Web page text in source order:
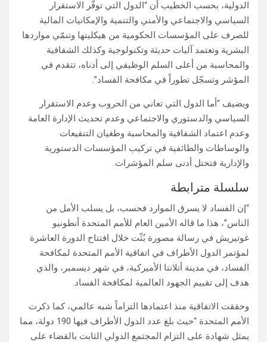
الدولية، بحسب الخطيب أن “الدول التي توفّر الاستقرار
السياسي والاجتماعي والأمني والتنمية والإمكانيات المالية
للصرف على المؤسسات الحكومية من هيكليتها وتنمّي مواردها
البشرية وتعتمد آليات حديثة وتكنولوجية وكذلك الشفافية
والمحاسبة من أعلى السلم الوظيفي إلى أدناه، تتقدم في
المؤشر وتسجّل تطوراً في مكافحة الفساد”.
ويضيف “أما الدول التي تعاني من الحروب وعدم الاستقرار
السياسي والدستوري والاجتماعي وعدم تحديث الإدارة العامة
وعدم اعتماد الشفافية والمحاسبة وطغيان التنفيعات
والوساطات والطائفية في تركيب المؤسسات الدستورية
والإدارية فتحتل أدنى سلم المؤشرات.
سلسلة مترابطة
“إن الفساد لا يسرق الموارد فحسب، بل يسلب الأمل من
الناس”، هذا ما قاله الأمين العام للأمم المتحدة أنطونيو
غوتيريش في رسالة مصورة بُثّت خلال افتتاح الدورة العاشرة
لمؤتمر الدول الأطراف في اتفاقية الأمم المتحدة لمكافحة
الفساد، في مدينة أتلانتا الأميركية، في شهر ديسمبر، والذي
هدف إلى تقييم الجهود العالمية لمكافحة الفساد.
وحققت الاتفاقية منذ اعتمادها التزاماً شبه عالمي، كما ذكرت
الأمم المتحدة “حيث بلغ عدد الدول الأطراف فيها 190 دولة، مما
يمثل شهادة على التزام المجتمع الدولي الثابت بالقضاء على